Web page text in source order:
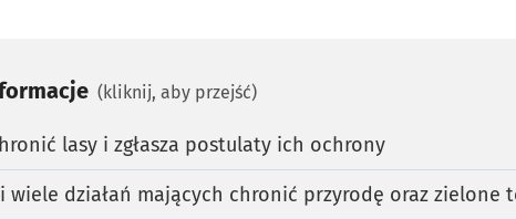
(kliknij, aby przejść)
lasy i zgłasza postulaty ich ochrony
wiele działań mających chronić przyrodę oraz zielone